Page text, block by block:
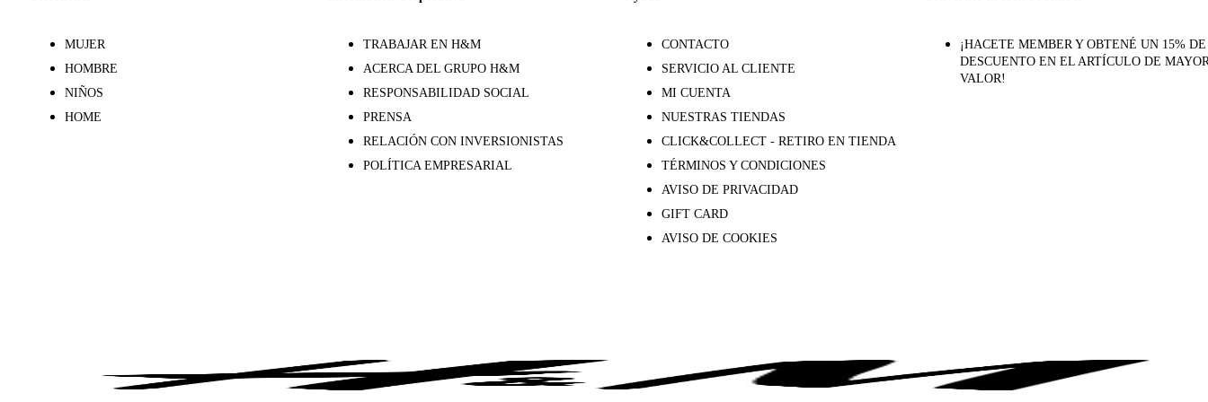
MUJER
HOMBRE
NIÑOS
HOME
TRABAJAR EN H&M
ACERCA DEL GRUPO H&M
RESPONSABILIDAD SOCIAL
PRENSA
RELACIÓN CON INVERSIONISTAS
POLÍTICA EMPRESARIAL
CONTACTO
SERVICIO AL CLIENTE
MI CUENTA
NUESTRAS TIENDAS
CLICK&COLLECT - RETIRO EN TIENDA
TÉRMINOS Y CONDICIONES
AVISO DE PRIVACIDAD
GIFT CARD
AVISO DE COOKIES
¡HACETE MEMBER Y OBTENÉ UN 15% DE
DESCUENTO EN EL ARTÍCULO DE
VALOR!